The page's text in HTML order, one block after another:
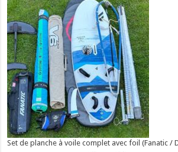
Set de planche à voile complet avec foil (Fanatic /